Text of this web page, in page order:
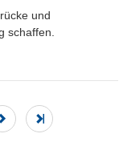
und
schaffen.